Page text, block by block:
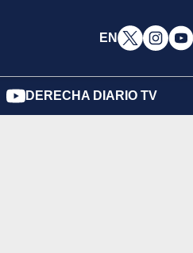
EN
DERECHA DIARIO TV